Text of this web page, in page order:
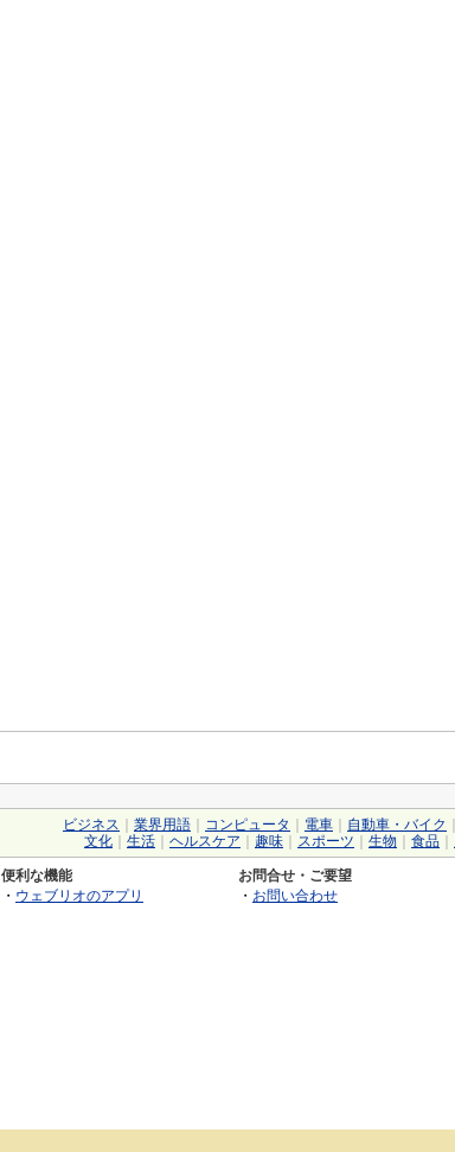
ビジネス 業界用語 コンピュータ 電車 自動車・バイク
文化
生活 ヘルスケア 趣味 スポーツ 生物 食品
便利な機能
・ ウェブリオのアプリ
お問合せ・ご要望
・ お問い合わせ